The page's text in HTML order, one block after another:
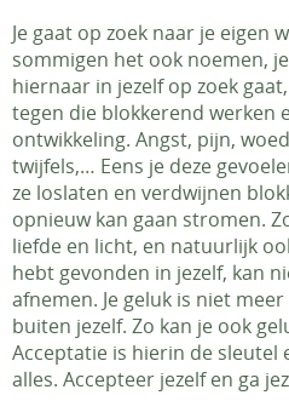
Je gaat op zoek naar je eigen
sommigen het ook noemen,
hiernaar in jezelf op zoek
tegen die blokkerend werken
ontwikkeling. Angst, pijn,
twijfels,… Eens je deze
ze loslaten en verdwijnen
opnieuw kan gaan stromen.
liefde en licht, en natuurlijk
hebt gevonden in jezelf, kan
afnemen. Je geluk is niet
buiten jezelf. Zo kan je ook
Acceptatie is hierin de sleutel
alles. Accepteer jezelf en ga